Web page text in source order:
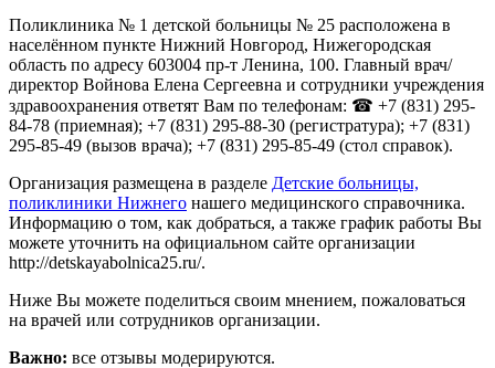
Поликлиника № 1 детской больницы № 25 расположена в
населённом пункте Нижний Новгород, Нижегородская
область по адресу 603004 пр-т Ленина, 100. Главный врач/
директор Войнова Елена Сергеевна и сотрудники учреждения
здравоохранения ответят Вам по телефонам: ☎ +7 (831) 295-
84-78 (приемная); +7 (831) 295-88-30 (регистратура); +7 (831)
295-85-49 (вызов врача); +7 (831) 295-85-49 (стол справок).
Организация размещена в разделе Детские больницы,
поликлиники Нижнего нашего медицинского справочника.
Информацию о том, как добраться, а также график работы Вы
можете уточнить на официальном сайте организации
http://detskayabolnica25.ru/.
Ниже Вы можете поделиться своим мнением, пожаловаться
на врачей или сотрудников организации.
Важно: все отзывы модерируются.